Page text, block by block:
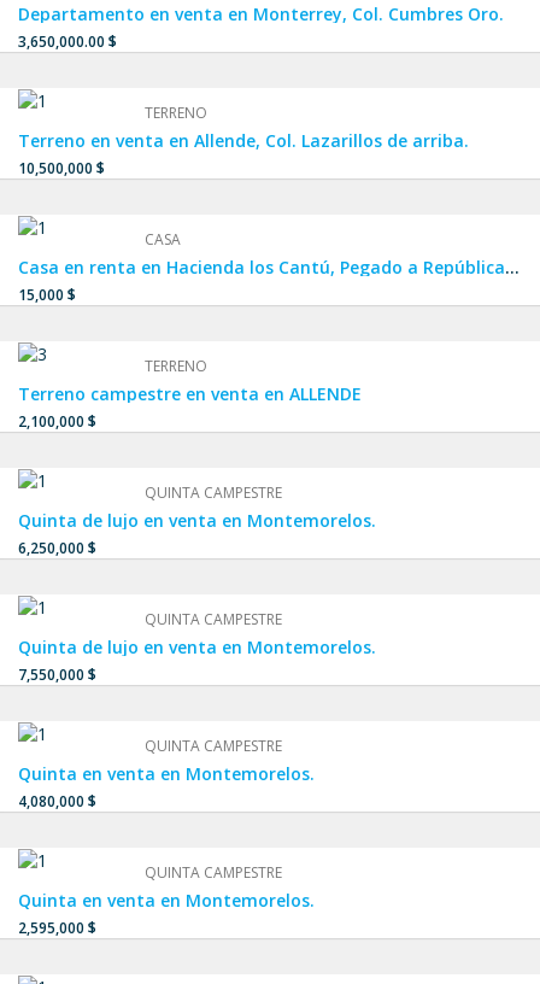
Departamento en venta en Monterrey, Col. Cumbres Oro.
3,650,000.00 $
TERRENO
Terreno en venta en Allende, Col. Lazarillos de arriba.
10,500,000 $
CASA
Casa en renta en Hacienda los Cantú, Pegado a República Mexicana y Sendero, ESCOBEDO,SAN NICOLÁS.
15,000 $
TERRENO
Terreno campestre en venta en ALLENDE
2,100,000 $
QUINTA CAMPESTRE
Quinta de lujo en venta en Montemorelos.
6,250,000 $
QUINTA CAMPESTRE
Quinta de lujo en venta en Montemorelos.
7,550,000 $
QUINTA CAMPESTRE
Quinta en venta en Montemorelos.
4,080,000 $
QUINTA CAMPESTRE
Quinta en venta en Montemorelos.
2,595,000 $